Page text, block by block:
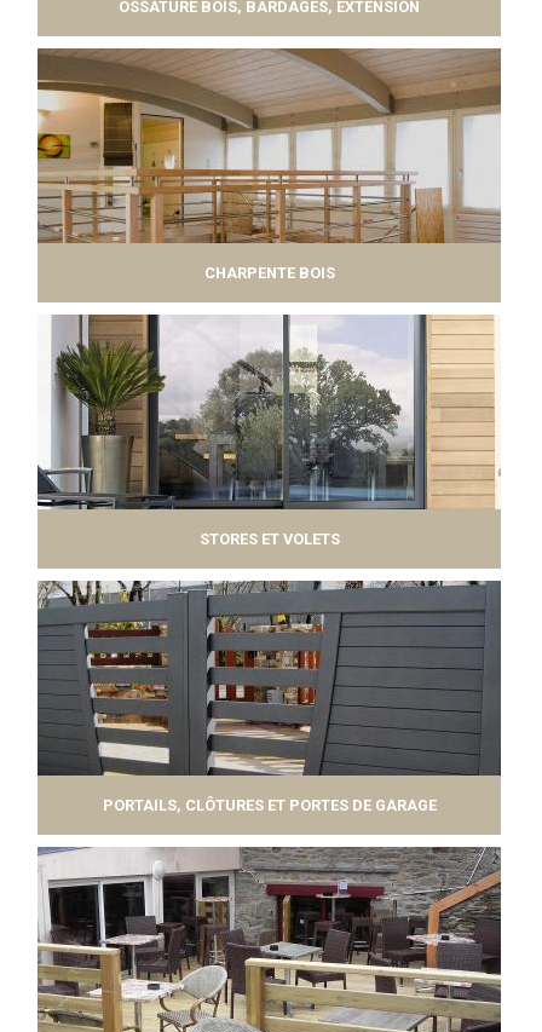
OSSATURE BOIS, BARDAGES, EXTENSION
CHARPENTE BOIS
STORES ET VOLETS
PORTAILS, CLÔTURES ET PORTES DE GARAGE